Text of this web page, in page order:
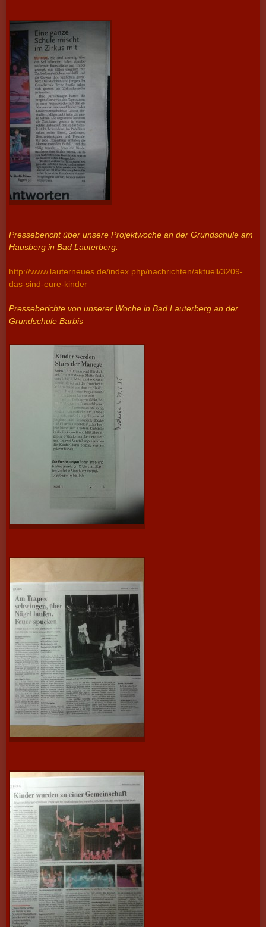
Pressebericht über unsere Projektwoche an der Grundschule am
Hausberg in Bad Lauterberg:
http://www.lauterneues.de/index.php/nachrichten/aktuell/3209-
das-sind-eure-kinder
Presseberichte von unserer Woche in Bad Lauterberg an der
Grundschule Barbis